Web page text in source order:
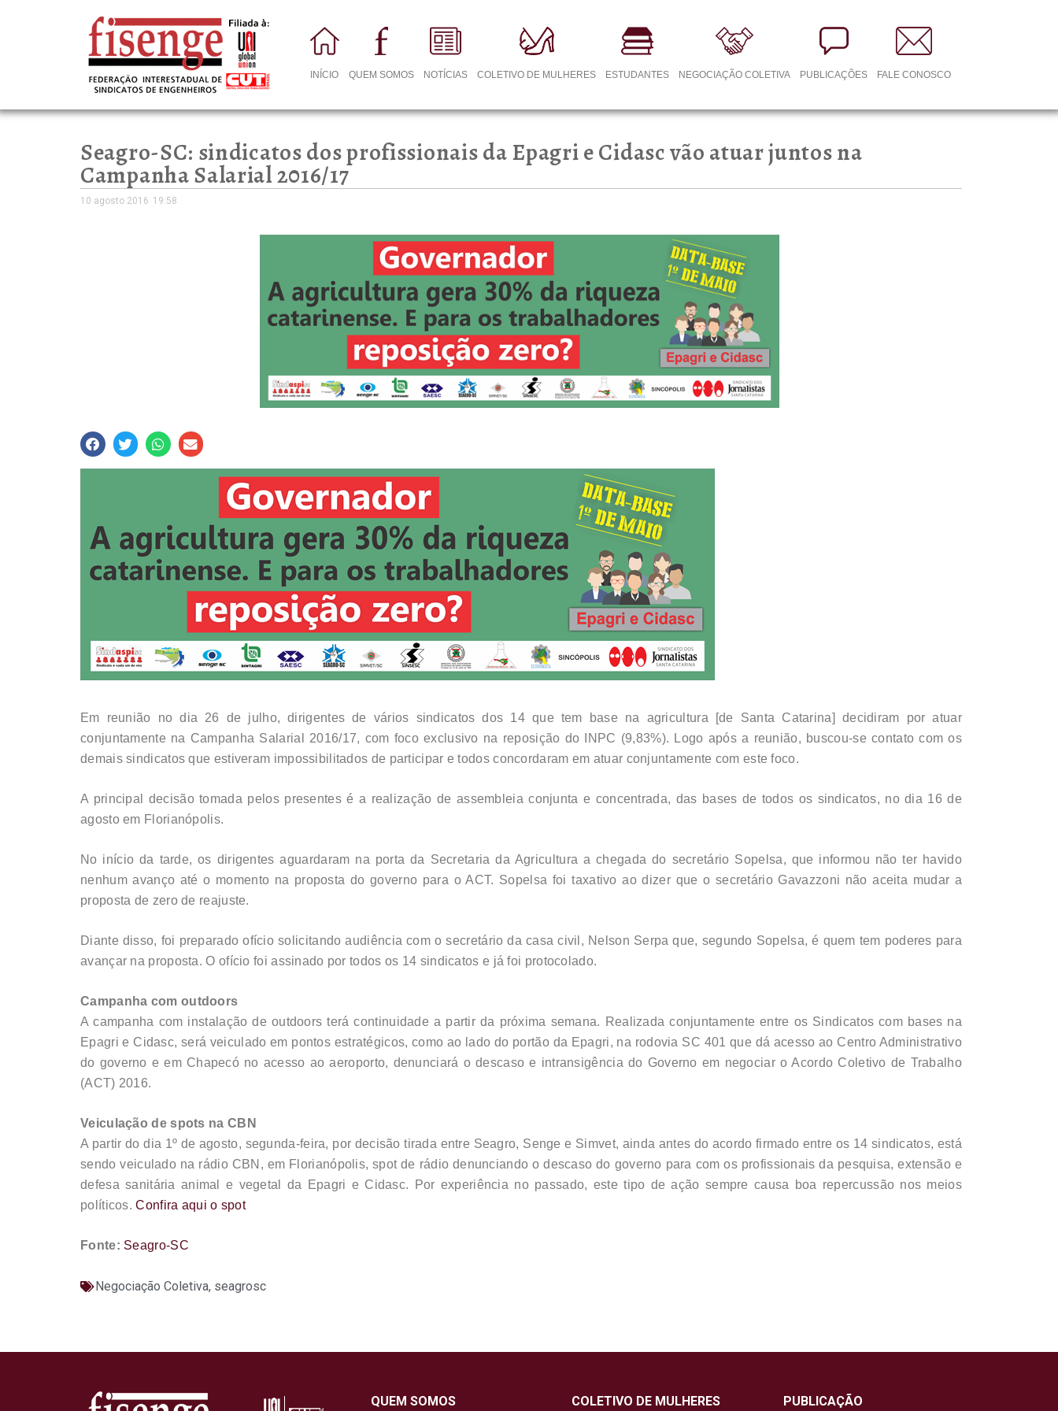
INÍCIO QUEM SOMOS NOTÍCIAS COLETIVO DE MULHERES ESTUDANTES NEGOCIAÇÃO COLETIVA PUBLICAÇÕES FALE CONOSCO
Seagro-SC: sindicatos dos profissionais da Epagri e Cidasc vão atuar juntos na
Campanha Salarial 2016/17
10 agosto 2016 19:58
Em reunião no dia 26 de julho, dirigentes de vários sindicatos dos 14 que tem base na agricultura [de Santa Catarina] decidiram por atuar
conjuntamente na Campanha Salarial 2016/17, com foco exclusivo na reposição do INPC (9,83%). Logo após a reunião, buscou-se contato com os
demais sindicatos que estiveram impossibilitados de participar e todos concordaram em atuar conjuntamente com este foco.
A principal decisão tomada pelos presentes é a realização de assembleia conjunta e concentrada, das bases de todos os sindicatos, no dia 16 de
agosto em Florianópolis.
No início da tarde, os dirigentes aguardaram na porta da Secretaria da Agricultura a chegada do secretário Sopelsa, que informou não ter havido
nenhum avanço até o momento na proposta do governo para o ACT. Sopelsa foi taxativo ao dizer que o secretário Gavazzoni não aceita mudar a
proposta de zero de reajuste.
Diante disso, foi preparado ofício solicitando audiência com o secretário da casa civil, Nelson Serpa que, segundo Sopelsa, é quem tem poderes para
avançar na proposta. O ofício foi assinado por todos os 14 sindicatos e já foi protocolado.
Campanha com outdoors
A campanha com instalação de outdoors terá continuidade a partir da próxima semana. Realizada conjuntamente entre os Sindicatos com bases na
Epagri e Cidasc, será veiculado em pontos estratégicos, como ao lado do portão da Epagri, na rodovia SC 401 que dá acesso ao Centro Administrativo
do governo e em Chapecó no acesso ao aeroporto, denunciará o descaso e intransigência do Governo em negociar o Acordo Coletivo de Trabalho
(ACT) 2016.
Veiculação de spots na CBN
A partir do dia 1º de agosto, segunda-feira, por decisão tirada entre Seagro, Senge e Simvet, ainda antes do acordo firmado entre os 14 sindicatos, está
sendo veiculado na rádio CBN, em Florianópolis, spot de rádio denunciando o descaso do governo para com os profissionais da pesquisa, extensão e
defesa sanitária animal e vegetal da Epagri e Cidasc. Por experiência no passado, este tipo de ação sempre causa boa repercussão nos meios
políticos.Confira aqui o spot
Fonte: Seagro-SC
Negociação Coletiva, seagrosc
QUEM SOMOS COLETIVO DE MULHERES PUBLICAÇÃO